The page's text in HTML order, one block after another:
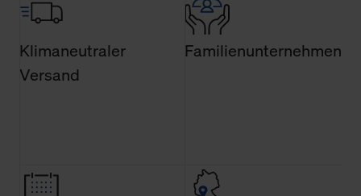
Klimaneutraler
Versand
Familienunternehmen